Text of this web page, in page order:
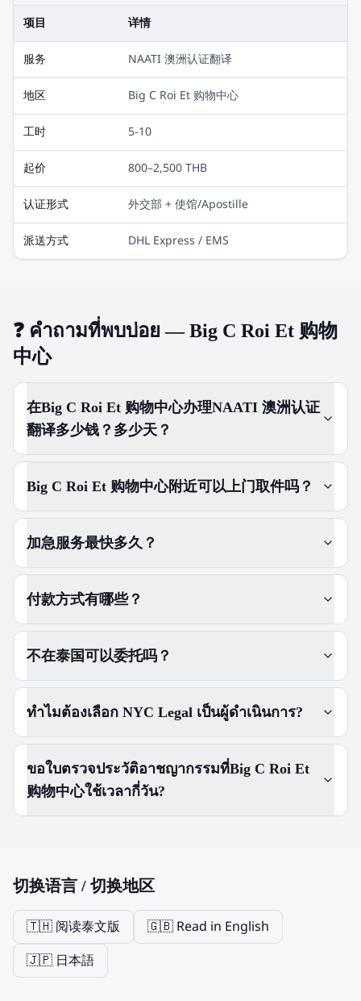
项目 详情
服务 NAATI 澳洲认证翻译
地区 Big C Roi Et 购物中心
工时 5-10
起价 800–2,500 THB
认证形式 外交部 + 使馆/Apostille
派送方式 DHL Express / EMS
❓ คำถามที่พบบ่อย — Big C Roi Et 购物
中心
在Big C Roi Et 购物中心办理NAATI 澳洲认证
翻译多少钱？多少天？
Big C Roi Et 购物中心附近可以上门取件吗？
加急服务最快多久？
付款方式有哪些？
不在泰国可以委托吗？
ทำไมต้องเลือก NYC Legal เป็นผู้ดำเนินการ?
ขอใบตรวจประวัติอาชญากรรมที่Big C Roi Et
购物中心ใช้เวลากี่วัน?
切换语言 / 切换地区
🇹🇭 阅读泰文版
🇬🇧 Read in English
🇯🇵 日本語